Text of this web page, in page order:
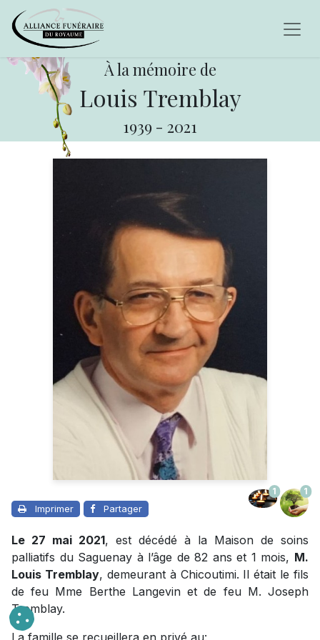
À la mémoire de
Louis Tremblay
1939 - 2021
Imprimer Partager
1 1
Le 27 mai 2021, est décédé à la Maison de soins
palliatifs du Saguenay à l’âge de 82 ans et 1 mois, M.
Louis Tremblay, demeurant à Chicoutimi. Il était le fils
de feu Mme Berthe Langevin et de feu M. Joseph
Tremblay.